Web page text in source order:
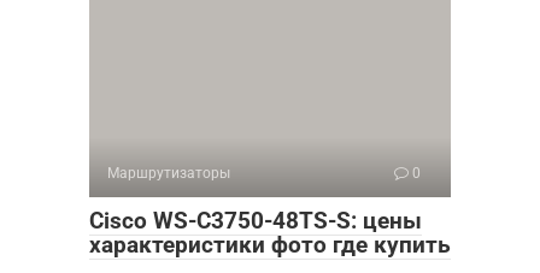
Маршрутизаторы 0
Cisco WS-C3750-48TS-S: цены
характеристики фото где купить